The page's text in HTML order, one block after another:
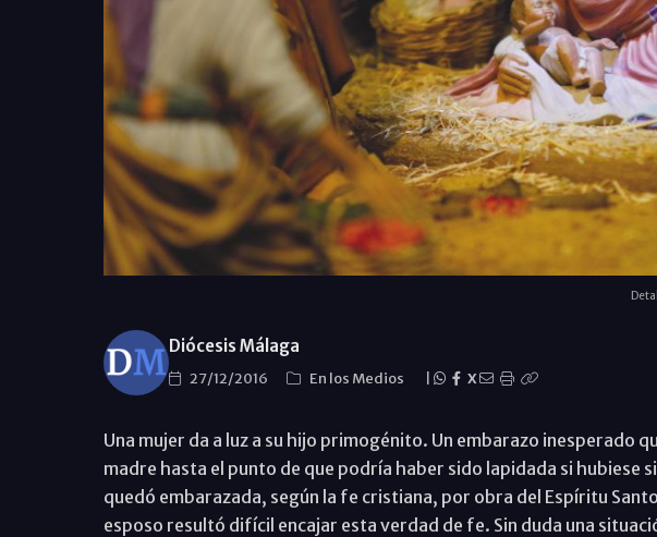
Diócesis Málaga
27/12/2016 En los Medios X
Una mujer da a luz a su hijo primogénito. Un embarazo inesperado
madre hasta el punto de que podría haber sido lapidada si hubiese
quedó embarazada, según la fe cristiana, por obra del Espíritu
esposo resultó difícil encajar esta verdad de fe. Sin duda una